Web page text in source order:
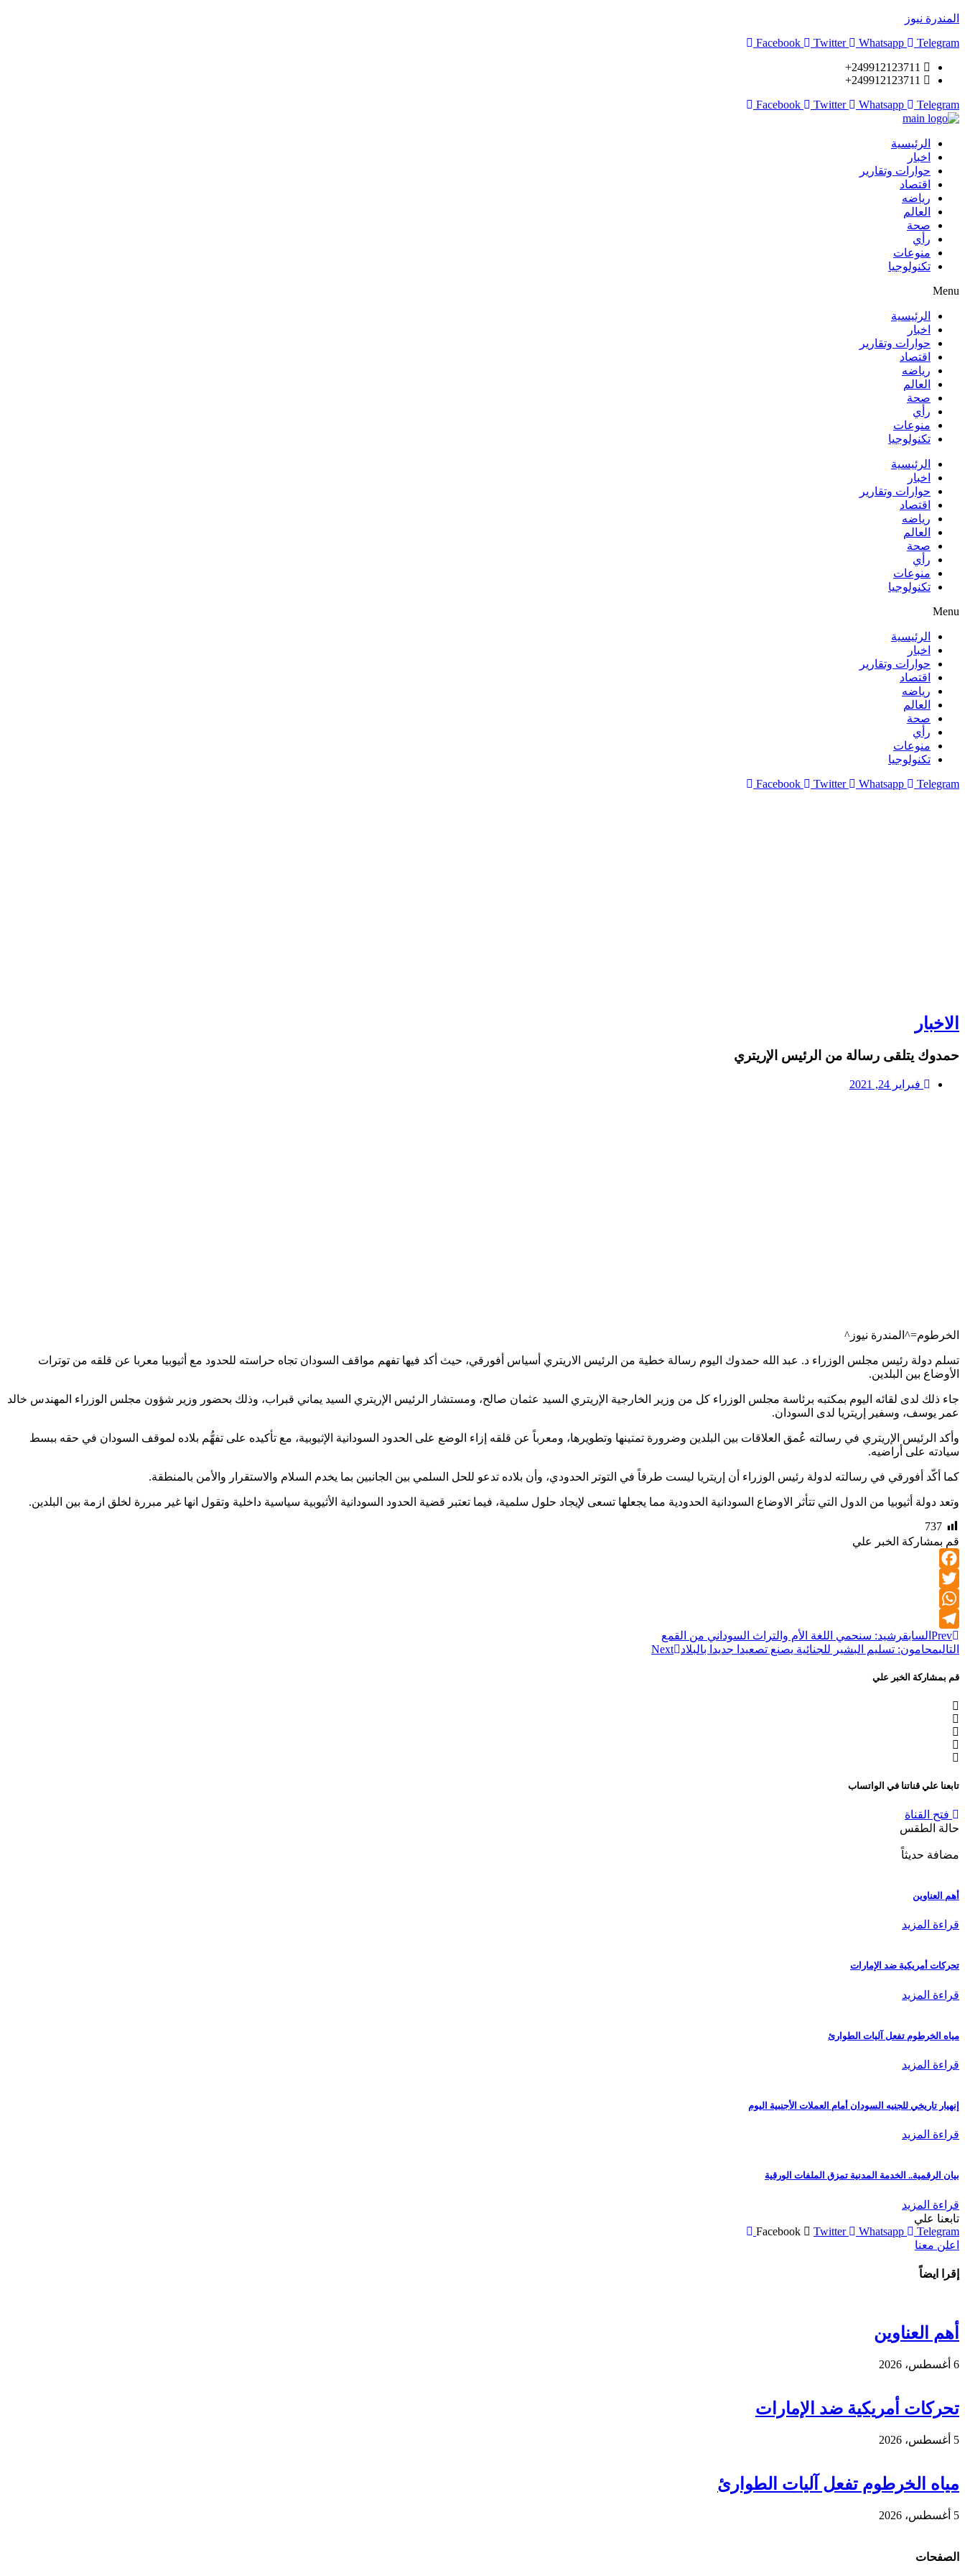
المندرة نيوز
Facebook
Twitter Whatsapp
Telegram
249912123711+
249912123711+
Facebook
Twitter Whatsapp Telegram
الرئيسية
اخبار
حوارات وتقارير
اقتصاد
رياضه
العالم
صحة
رأي
منوعات
تكنولوجيا
Menu
الرئيسية
اخبار
حوارات وتقارير
اقتصاد
رياضه
العالم
صحة
رأي
منوعات
تكنولوجيا
الرئيسية
اخبار
حوارات وتقارير
اقتصاد
رياضه
العالم
صحة
رأي
منوعات
تكنولوجيا
Menu
الرئيسية
اخبار
حوارات وتقارير
اقتصاد
رياضه
العالم
صحة
رأي
منوعات
تكنولوجيا
Facebook
Twitter Whatsapp Telegram
الاخبار
حمدوك يتلقى رسالة من الرئيس الإريتري
فبراير 24, 2021
الخرطوم=^المندرة نيوز^
تسلم دولة رئيس مجلس الوزراء د. عبد الله حمدوك اليوم رسالة خطية من الرئيس الاريتري أسياس أفورقي، حيث أكد فيها تفهم مواقف السودان تجاه حراسته للحدود مع أثيوبيا معربا عن قلقه من توترات
الأوضاع بين البلدين.
جاء ذلك لدى لقائه اليوم بمكتبه برئاسة مجلس الوزراء كل من وزير الخارجية الإريتري السيد عثمان صالح، ومستشار الرئيس الإريتري السيد يماني قبراب، وذلك بحضور وزير شؤون مجلس الوزراء المهندس خالد
عمر يوسف، وسفير إريتريا لدى السودان.
وأكد الرئيس الإريتري في رسالته عُمق العلاقات بين البلدين وضرورة تمتينها وتطويرها، ومعرباً عن قلقه إزاء الوضع على الحدود السودانية الإثيوبية، مع تأكيده على تفهُّم بلاده لموقف السودان في حقه ببسط
سيادته على أراضيه.
كما أكّد أفورقي في رسالته لدولة رئيس الوزراء أن إريتريا ليست طرفاً في التوتر الحدودي، وأن بلاده تدعو للحل السلمي بين الجانبين بما يخدم السلام والاستقرار والأمن بالمنطقة.
وتعد دولة أثيوبيا من الدول التي تتأثر الاوضاع السودانية الحدودية مما يجعلها تسعى لإيجاد حلول سلمية، فيما تعتبر قضية الحدود السودانية الأثيوبية سياسية داخلية وتقول انها غير مبررة لخلق ازمة بين البلدين.
737
قم بمشاركة الخبر علي
Facebook
Twitter
WhatsApp
Telegram
Prev السابقرشيد: سنحمي اللغة الأم والتراث السوداني من القمع
التاليمحامون: تسليم البشير للجنائية يصنع تصعيدا جديدا بالبلاد Next
قم بمشاركة الخبر علي
تابعنا علي قناتنا في الواتساب
فتح القناة
حالة الطقس
مضافة حديثاً
أهم العناوين
قراءة المزيد
تحركات أمريكية ضد الإمارات
قراءة المزيد
مياه الخرطوم تفعل آليات الطوارئ
قراءة المزيد
إنهيار تاريخي للجنيه السودان أمام العملات الأجنبية اليوم
قراءة المزيد
بيان الرقمية.. الخدمة المدنية تمزق الملفات الورقية
قراءة المزيد
تابعنا علي
Facebook
Twitter Whatsapp
Telegram
اعلن معنا
إقرا ايضاً
أهم العناوين
6 أغسطس، 2026
تحركات أمريكية ضد الإمارات
5 أغسطس، 2026
مياه الخرطوم تفعل آليات الطوارئ
5 أغسطس، 2026
الصفحات